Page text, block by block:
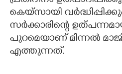
കെയ്സായി
സർക്കാരിന്റെ
പുറമെയാണ് മിന്നൽ
എത്തുന്നത്.